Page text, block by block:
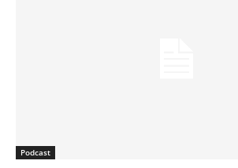
Podcast